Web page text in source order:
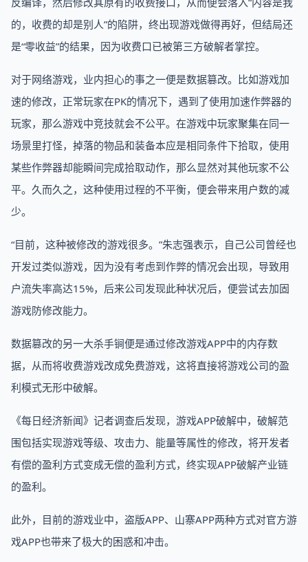
的，收费的却是别人”的陷阱，终出现游戏做得再好，但结局还
是“零收益”的结果，因为收费口已被第三方破解者掌控。
对于网络游戏，业内担心的事之一便是数据篡改。比如游戏加
速的修改，正常玩家在PK的情况下，遇到了使用加速作弊器的
玩家，那么游戏中竞技就会不公平。在游戏中玩家聚集在同一
场景里打怪，掉落的物品和装备本应是相同条件下拾取，使用
某些作弊器却能瞬间完成拾取动作，那么显然对其他玩家不公
平。久而久之，这种使用过程的不平衡，便会带来用户数的减
少。
“目前，这种被修改的游戏很多。”朱志强表示，自己公司曾经也
开发过类似游戏，因为没有考虑到作弊的情况会出现，导致用
户流失率高达15%，后来公司发现此种状况后，便尝试去加固
游戏防修改能力。
数据篡改的另一大杀手锏便是通过修改游戏APP中的内存数
据，从而将收费游戏改成免费游戏，这将直接将游戏公司的盈
利模式无形中破解。
《每日经济新闻》记者调查后发现，游戏APP破解中，破解范
围包括实现游戏等级、攻击力、能量等属性的修改，将开发者
有偿的盈利方式变成无偿的盈利方式，终实现APP破解产业链
的盈利。
此外，目前的游戏业中，盗版APP、山寨APP两种方式对官方游
戏APP也带来了极大的困惑和冲击。